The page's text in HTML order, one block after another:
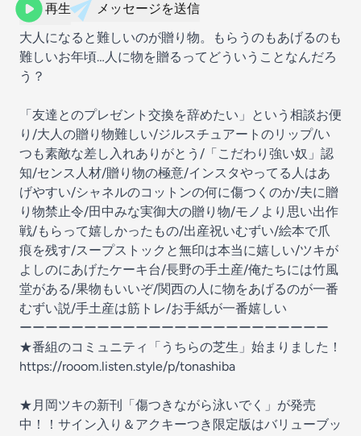
再生
メッセージを送信
大人になると難しいのが贈り物。もらうのもあげるのも
難しいお年頃…人に物を贈るってどういうことなんだろ
う？
「友達とのプレゼント交換を辞めたい」という相談お便
り/大人の贈り物難しい/ジルスチュアートのリップ/い
つも素敵な差し入れありがとう/「こだわり強い奴」認
知/センス人材/贈り物の極意/インスタやってる人はあ
げやすい/シャネルのコットンの何に傷つくのか/夫に贈
り物禁止令/田中みな実御大の贈り物/モノより思い出作
戦/もらって嬉しかったもの/出産祝いむずい/絵本で爪
痕を残す/スープストックと無印は本当に嬉しい/ツキが
よしのにあげたケーキ台/長野の手土産/俺たちには竹風
堂がある/果物もいいぞ/関西の人に物をあげるのが一番
むずい説/手土産は筋トレ/お手紙が一番嬉しい
ーーーーーーーーーーーーーーーーーーーーーーーー
★番組のコミュニティ「うちらの芝生」始まりました！
https://rooom.listen.style/p/tonashiba
★月岡ツキの新刊「傷つきながら泳いでく」が発売
中！！サイン入り＆アクキーつき限定版はバリューブッ